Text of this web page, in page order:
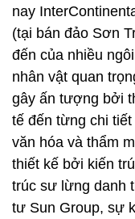
nay
(tại bán đảo Sơn
đến của nhiều
nhân vật quan
gây ấn tượng bởi
tế đến từng chi
văn hóa và thẩm
thiết kế bởi kiến
trúc sư lừng danh
tư Sun Group, sự